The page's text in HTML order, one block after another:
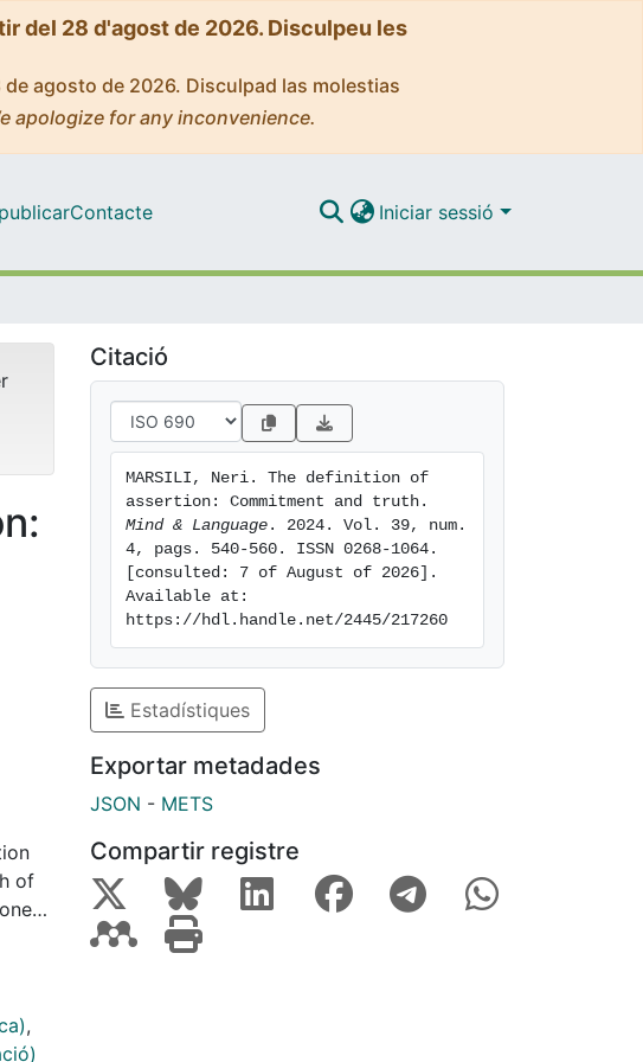
del 28 d'agost de 2026. Disculpeu les
agosto de 2026. Disculpad las molestias
apologize for any inconvenience.
Contacte Iniciar sessió
of
,
Citació
MARSILI, Neri. The definition of
Mind & Language . 2024. Vol. 39, num.
4, pags. 540-560. ISSN 0268-1064.
[consulted: 7 of August of 2026].
Available at:
https://hdl.handle.net/2445/217260
Estadístiques
Exportar metadades
JSON - METS
Compartir registre